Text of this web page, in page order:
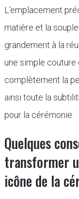
L’emplacement
matière et la
grandement à la
une simple
complètement la
ainsi toute la
pour la cérémonie.
Quelques
transformer
icône de la